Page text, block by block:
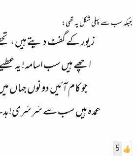
جبکہ سب سے پہلی شکل یہ تھی:
زیور کے گفٹ دیتے ہیں ،
اچھے ہیں سب اسامہ! یہ
جو کام آئیں دونوں جہاں
عمدہ ہیں سب سے سَرسَری!
5